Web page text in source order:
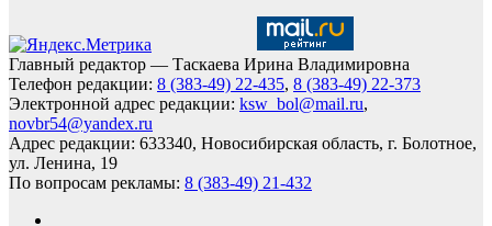
Главный редактор — Таскаева Ирина Владимировна
Телефон редакции: 8 (383-49) 22-435, 8 (383-49) 22-373
Электронной адрес редакции: ksw_bol@mail.ru,
novbr54@yandex.ru
Адрес редакции: 633340, Новосибирская область, г. Болотное,
ул. Ленина, 19
По вопросам рекламы: 8 (383-49) 21-432